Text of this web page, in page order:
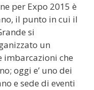
per Expo 2015 è
il punto in cui il
si
un
imbarcazioni che
oggi e’ uno dei
e sede di eventi